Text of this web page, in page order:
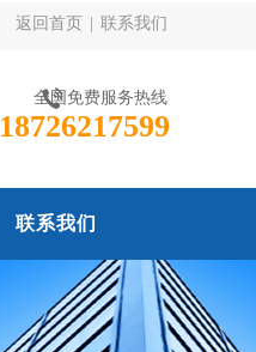
返回首页 联系我们
全国免费服务热线
18726217599
联系我们